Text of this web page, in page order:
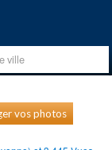
vos photos